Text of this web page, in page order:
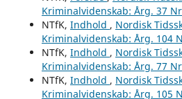
Kriminalvidenskab: Årg. 37
NTfK, Indhold , Nordisk
Kriminalvidenskab: Årg. 104
NTfK, Indhold , Nordisk
Kriminalvidenskab: Årg. 77
NTfK, Indhold , Nordisk
Kriminalvidenskab: Årg. 105